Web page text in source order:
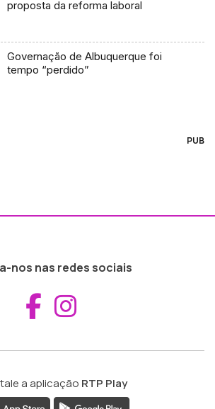
proposta da reforma laboral
Governação de Albuquerque foi
tempo “perdido”
PUB
nos nas redes sociais
Aceder ao
a aplicação RTP Play